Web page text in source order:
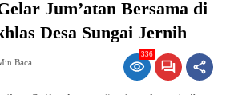
Jum’atan Bersama di
Desa Sungai Jernih
Baca
336